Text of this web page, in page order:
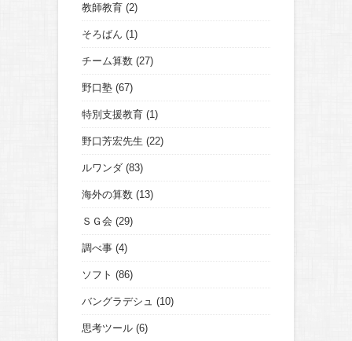
教師教育 (2)
そろばん (1)
チーム算数 (27)
野口塾 (67)
特別支援教育 (1)
野口芳宏先生 (22)
ルワンダ (83)
海外の算数 (13)
ＳＧ会 (29)
調べ事 (4)
ソフト (86)
バングラデシュ (10)
思考ツール (6)